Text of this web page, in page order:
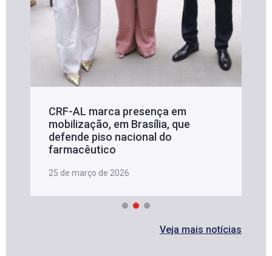
CRF-AL marca presença em
mobilização, em Brasília, que
defende piso nacional do
farmacêutico
25 de março de 2026
Veja mais notícias